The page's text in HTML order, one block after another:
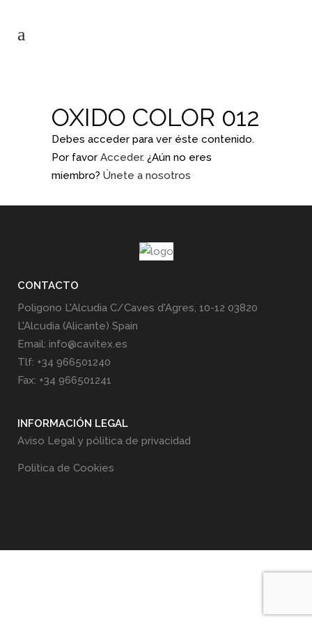
OXIDO COLOR 012
Debes acceder para ver éste contenido.
Por favor Acceder. ¿Aún no eres
miembro? Únete a nosotros
CONTACTO
Poligono L'Alcudia C/Caves d'Agres, 10-12 03820
L'Alcudia (Alicante) Spain
Email: info@cavitex.es
Tlf: +34 966501240
Fax: +34 966501241
INFORMACIÓN LEGAL
Aviso Legal y pólitica de privacidad
Politica de Cookies